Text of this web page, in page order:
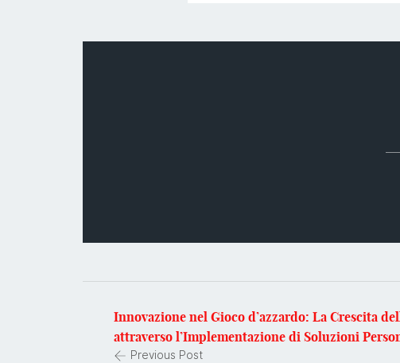
Innovazione nel Gioco d’azzardo: La Crescita
attraverso l’Implementazione di Soluzioni
Previous Post